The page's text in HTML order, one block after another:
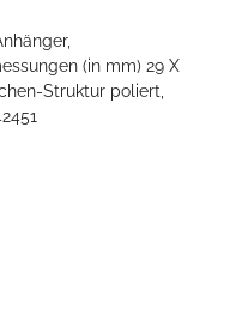
(in mm) 29 X
Struktur poliert,